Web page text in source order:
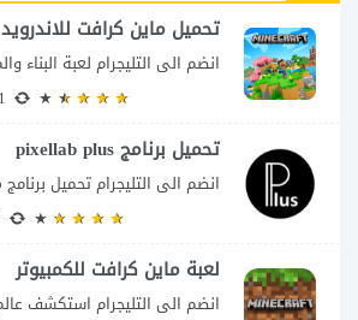
تحميل ماين كرافت للاندرويد
تحميل برنامج pixellab plus
لعبة ماين كرافت للكمبيوتر